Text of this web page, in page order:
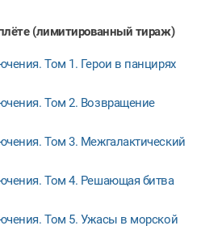
(лимитированный тираж)
Том 1. Герои в панцирях
Том 2. Возвращение
Том 3. Межгалактический
Том 4. Решающая битва
Том 5. Ужасы в морской